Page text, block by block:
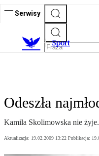
Serwisy
Sport
Odeszła
Kamila Skolimowska nie
Aktualizacja: 19.02.2009 13:22 Publikacja: